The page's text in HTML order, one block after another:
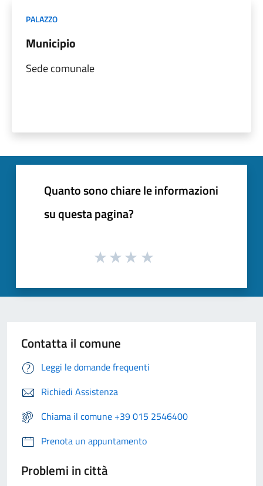
PALAZZO
Municipio
Sede comunale
Quanto sono chiare le informazioni
su questa pagina?
Contatta il comune
Leggi le domande frequenti
Richiedi Assistenza
Chiama il comune +39 015 2546400
Prenota un appuntamento
Problemi in città